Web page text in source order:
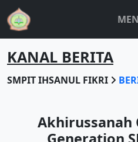
KANAL BERITA
SMPIT IHSANUL FIKRI
Akhirussanah